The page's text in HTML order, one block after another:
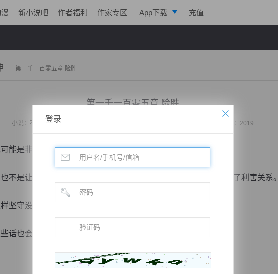
新小说吧 作者福利 作家专区 App下载 充值
第一千一百零五章 险胜
第一千一百零五章 险胜
小说： 不败战神：都市无敌战神 更新时间：2020-10-22 21:41 字数：2019
是非常动心的，毕竟英雄末路，最容易滋生的就是退意。
是让他们放弃信仰，只是让他们从这里撤退罢了，而且也讲明了利害关系。
守没有任何意义的。
也会放弃对抗，缓缓的向后退一步……
登录